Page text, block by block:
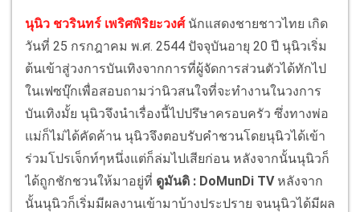
นุนิว ชวรินทร์ เพริศพิริยะวงศ์ นักแสดงชายชาวไทย เกิด
วันที่ 25 กรกฎาคม พ.ศ. 2544 ปัจจุบันอายุ 20 ปี นุนิวเริ่ม
ต้นเข้าสู่วงการบันเทิงจากการที่ผู้จัดการส่วนตัวได้ทักไป
ในเฟซบุ๊กเพื่อสอบถามว่านิวสนใจที่จะทำงานในวงการ
บันเทิงมั้ย นุนิวจึงนำเรื่องนี้ไปปรึษาครอบครัว ซึ่งทางพ่อ
แม่ก็ไม่ได้คัดค้าน นุนิวจึงตอบรับคำชวนโดยนุนิวได้เข้า
ร่วมโปรเจ็กท์ๆหนึ่งแต่ก็ล่มไปเสียก่อน หลังจากนั้นนุนิวก็
ได้ถูกชักชวนให้มาอยู่ที่ ดูมันดิ : DoMunDi TVหลังจาก
นั้นนุนิวก็เริ่มมีผลงานเข้ามาบ้างประปราย จนนุนิวได้มีผล